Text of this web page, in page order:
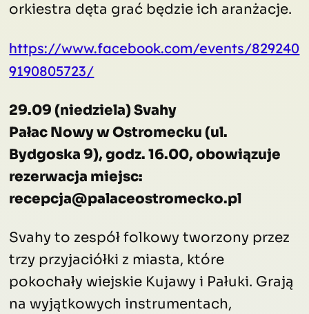
orkiestra dęta grać będzie ich aranżacje.
https://www.facebook.com/events/829240
9190805723/
29.09 (niedziela) Svahy
Pałac Nowy w Ostromecku (ul.
Bydgoska 9), godz. 16.00, obowiązuje
rezerwacja miejsc:
recepcja@palaceostromecko.pl
Svahy to zespół folkowy tworzony przez
trzy przyjaciółki z miasta, które
pokochały wiejskie Kujawy i Pałuki. Grają
na wyjątkowych instrumentach,